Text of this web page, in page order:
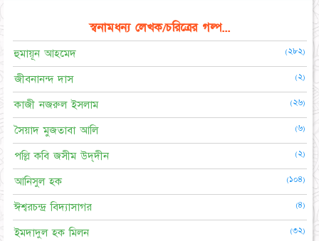
স্বনামধন্য লেখক/চরিত্রের গল্প...
হুমায়ূন আহমেদ (২৮২)
জীবনানন্দ দাস (২)
কাজী নজরুল ইসলাম (২৬)
সৈয়াদ মুজতাবা আলি (৬)
পল্লি কবি জসীম উদ্‌দীন (২)
আনিসুল হক (১০৪)
ঈশ্বরচন্দ্র বিদ্যাসাগর (৪)
ইমদাদুল হক মিলন (৩২)